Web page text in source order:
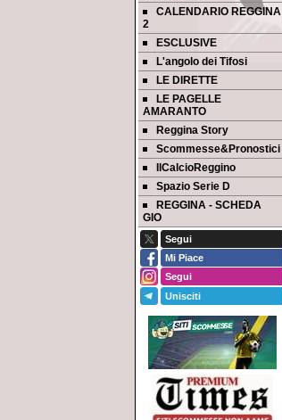
CALENDARIO REGGINA
2
ESCLUSIVE
L'angolo dei Tifosi
LE DIRETTE
LE PAGELLE
AMARANTO
Reggina Story
Scommesse&Pronostici
IlCalcioReggino
Spazio Serie D
REGGINA - SCHEDA
GIO
Segui
Mi Piace
Segui
Unisciti